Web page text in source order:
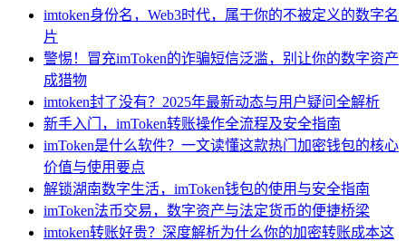
imtoken身份名，Web3时代，属于你的不被定义的数字名
片
警惕！冒充imToken的诈骗短信泛滥，别让你的数字资产
成猎物
imtoken封了没有？2025年最新动态与用户疑问全解析
新手入门，imToken转账操作全流程及安全指南
imToken是什么软件？一文读懂这款热门加密钱包的核心
价值与使用要点
解锁湖南数字生活，imToken钱包的使用与安全指南
imToken法币交易，数字资产与法定货币的便捷桥梁
imtoken转账好贵？深度解析为什么你的加密转账成本这